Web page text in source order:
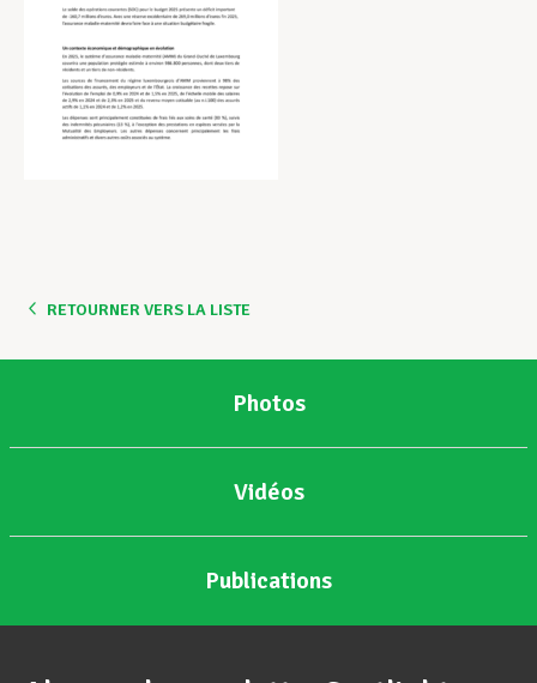
RETOURNER VERS LA LISTE
Photos
Vidéos
Publications